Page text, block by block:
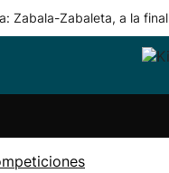
Zabala-Zabaleta, a la final
Equipos
Competiciones